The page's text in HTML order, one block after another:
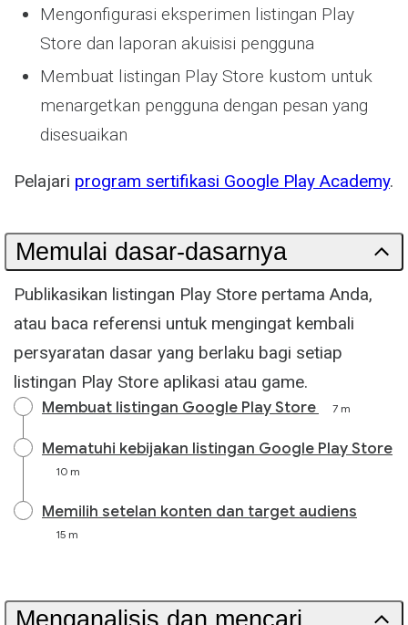
Mengonfigurasi eksperimen listingan Play
Store dan laporan akuisisi pengguna
Membuat listingan Play Store kustom untuk
menargetkan pengguna dengan pesan yang
disesuaikan
Pelajari program sertifikasi Google Play Academy.
Memulai dasar-dasarnya
Publikasikan listingan Play Store pertama Anda,
atau baca referensi untuk mengingat kembali
persyaratan dasar yang berlaku bagi setiap
listingan Play Store aplikasi atau game.
Membuat listingan Google Play Store 7 m
Mematuhi kebijakan listingan Google Play Store
10 m
Memilih setelan konten dan target audiens
15 m